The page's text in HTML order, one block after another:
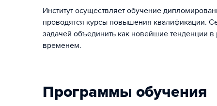
Институт осуществляет обучение
проводятся курсы повышения квалификации.
задачей объединить как новейшие тенденции
временем.
Программы обучения